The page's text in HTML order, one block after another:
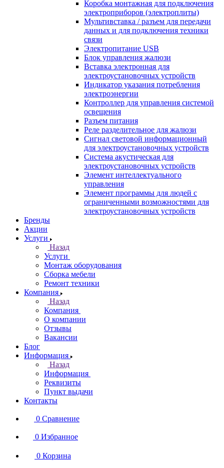
Коробка монтажная для подключения
электроприборов (электроплиты)
Мультивставка / разъем для передачи
данных и для подключения техники
связи
Электропитание USB
Блок управления жалюзи
Вставка электронная для
электроустановочных устройств
Индикатор указания потребления
электроэнергии
Контроллер для управления системой
освещения
Разъем питания
Реле разделительное для жалюзи
Сигнал световой информационный
для электроустановочных устройств
Система акустическая для
электроустановочных устройств
Элемент интеллектуального
управления
Элемент программы для людей с
ограниченными возможностями для
электроустановочных устройств
Бренды
Акции
Услуги
Назад
Услуги
Монтаж оборудования
Сборка мебели
Ремонт техники
Компания
Назад
Компания
О компании
Отзывы
Вакансии
Блог
Информация
Назад
Информация
Реквизиты
Пункт выдачи
Контакты
0 Сравнение
0 Избранное
0 Корзина